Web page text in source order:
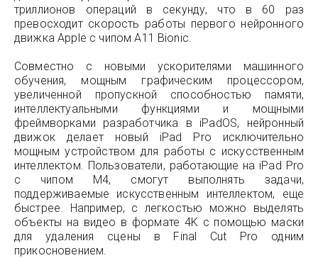
триллионов операций в секунду, что в 60 раз
превосходит скорость работы первого нейронного
движка Apple с чипом A11 Bionic.
Совместно с новыми ускорителями машинного
обучения, мощным графическим процессором,
увеличенной пропускной способностью памяти,
интеллектуальными функциями и мощными
фреймворками разработчика в iPadOS, нейронный
движок делает новый iPad Pro исключительно
мощным устройством для работы с искусственным
интеллектом. Пользователи, работающие на iPad Pro
с чипом M4, смогут выполнять задачи,
поддерживаемые искусственным интеллектом, еще
быстрее. Например, с легкостью можно выделять
объекты на видео в формате 4K с помощью маски
для удаления сцены в Final Cut Pro одним
прикосновением.